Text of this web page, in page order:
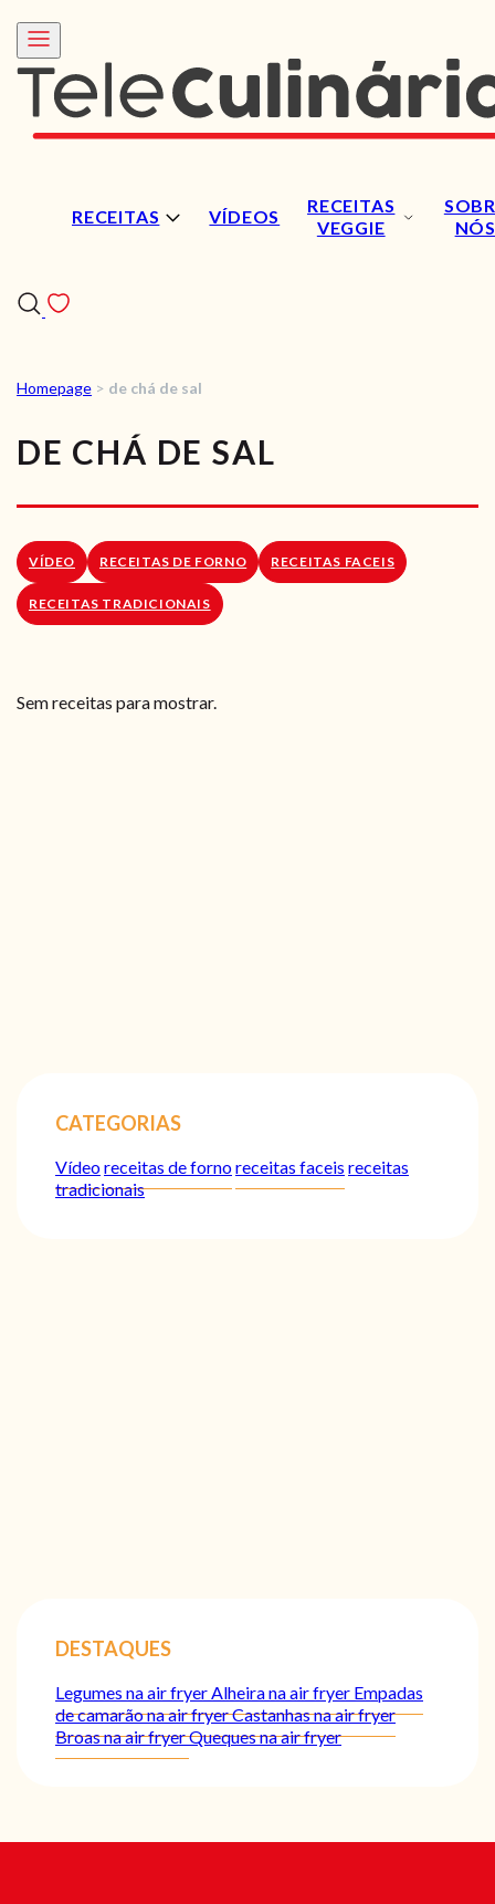
RECEITAS VÍDEOS
RECEITAS
VEGGIE
NÓS
VÍDEOS
RECEITAS VEGGIE
SOBRE NÓS
LOJA ONLINE
Homepage > de chá de sal
DE CHÁ DE SAL
VÍDEO RECEITAS DE FORNO RECEITAS FACEIS
RECEITAS TRADICIONAIS
Sem receitas para mostrar.
CATEGORIAS
Vídeoreceitas de fornoreceitas faceis receitas
tradicionais
DESTAQUES
Legumes na air fryerAlheira na air fryer Empadas
de camarão na air fryerCastanhas na air fryer
Broas na air fryerQueques na air fryer